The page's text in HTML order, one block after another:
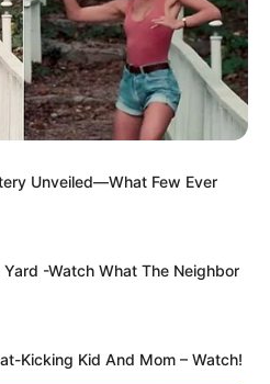
Unveiled—What Few Ever
-Watch What The Neighbor
Kicking Kid And Mom – Watch!